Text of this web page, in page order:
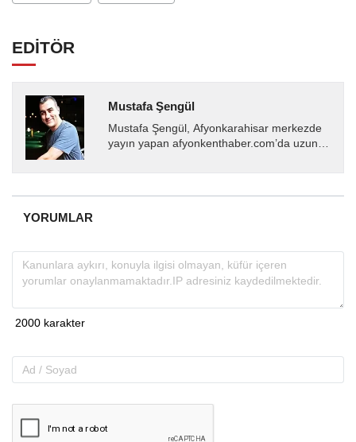
EDİTÖR
Mustafa Şengül
Mustafa Şengül, Afyonkarahisar merkezde
yayın yapan afyonkenthaber.com’da uzun
almakta, haber akışı...
YORUMLAR